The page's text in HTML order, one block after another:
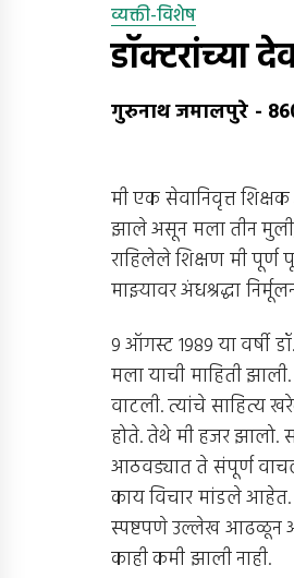
व्यक्ती-विशेष
डॉक्टरांच्या
गुरुनाथ जमालपुरे -
मी एक सेवानिवृत्त
झाले असून मला तीन
राहिलेले शिक्षण मी
माझ्यावर अंधश्रद्धा
9 ऑगस्ट 1989 या वर्षी
मला याची माहिती
वाटली. त्यांचे साहित्य
होते. तेथे मी हजर झालो.
आठवड्यात ते संपूर्ण
काय विचार मांडले आहेत.
स्पष्टपणे उल्लेख आढळून
काही कमी झाली नाही.